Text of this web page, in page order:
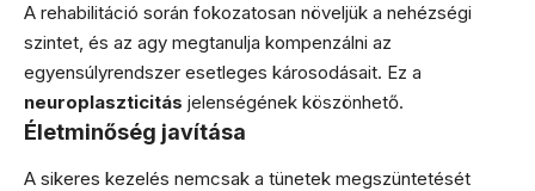
A rehabilitáció során fokozatosan növeljük a nehézségi
szintet, és az agy megtanulja kompenzálni az
egyensúlyrendszer esetleges károsodásait. Ez a
neuroplaszticitás jelenségének köszönhető.
Életminőség javítása
A sikeres kezelés nemcsak a tünetek megszüntetését